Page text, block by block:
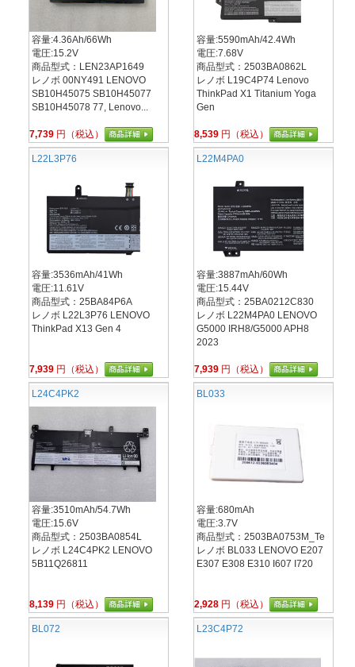
容量:4.36Ah/66Wh
電圧:15.2V
商品型式：LEN23AP1649
レノボ 00NY491 LENOVO
SB10H45075 SB10H45077
SB10H45078 77, Lenovo...
7,739 円（税込）
容量:5590mAh/42.4Wh
電圧:7.68V
商品型式：2503BA0862L
レノボ L19C4P74 Lenovo
ThinkPad X1 Titanium Yoga
Gen
8,539 円（税込）
L22L3P76
容量:3536mAh/41Wh
電圧:11.61V
商品型式：25BA84P6A
レノボ L22L3P76 LENOVO
ThinkPad X13 Gen 4
7,939 円（税込）
L22M4PA0
容量:3887mAh/60Wh
電圧:15.44V
商品型式：25BA0212C830
レノボ L22M4PA0 LENOVO
G5000 IRH8/G5000 APH8
2023
7,939 円（税込）
L24C4PK2
容量:3510mAh/54.7Wh
電圧:15.6V
商品型式：2503BA0854L
レノボ L24C4PK2 LENOVO
5B11Q26811
8,139 円（税込）
BL033
容量:680mAh
電圧:3.7V
商品型式：2503BA0753M_Te
レノボ BL033 LENOVO E207
E307 E308 E310 I607 I720
2,928 円（税込）
BL072 L23C4P72